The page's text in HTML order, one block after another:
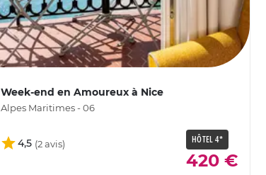
Week-end en Amoureux à Nice
Alpes Maritimes - 06
4,5 HÔTEL 4*
420 €